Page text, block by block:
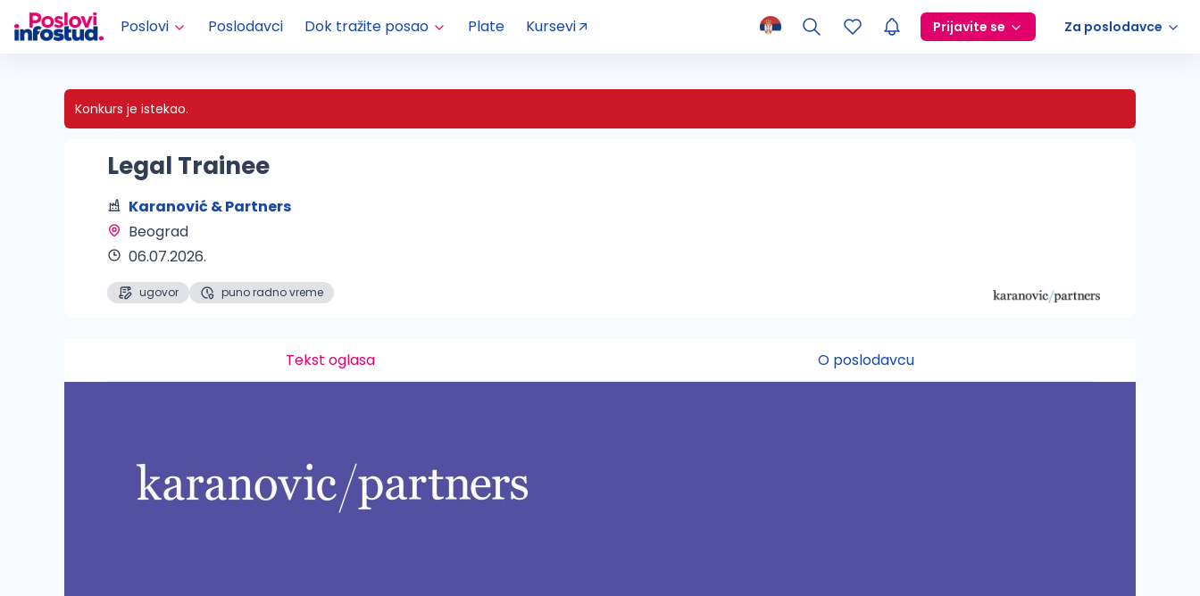
Poslovi Poslodavci Dok tražite posao Plate Kursevi Prijavite se Za poslodavce
Konkurs je istekao.
Legal Trainee
Karanović & Partners
Beograd
06.07.2026.
ugovor puno radno vreme
Tekst oglasa O poslodavcu